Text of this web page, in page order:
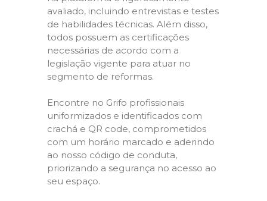
avaliado, incluindo entrevistas e testes
de habilidades técnicas. Além disso,
todos possuem as certificações
necessárias de acordo com a
legislação vigente para atuar no
segmento de reformas.
Encontre no Grifo profissionais
uniformizados e identificados com
crachá e QR code, comprometidos
com um horário marcado e aderindo
ao nosso código de conduta,
priorizando a segurança no acesso ao
seu espaço.